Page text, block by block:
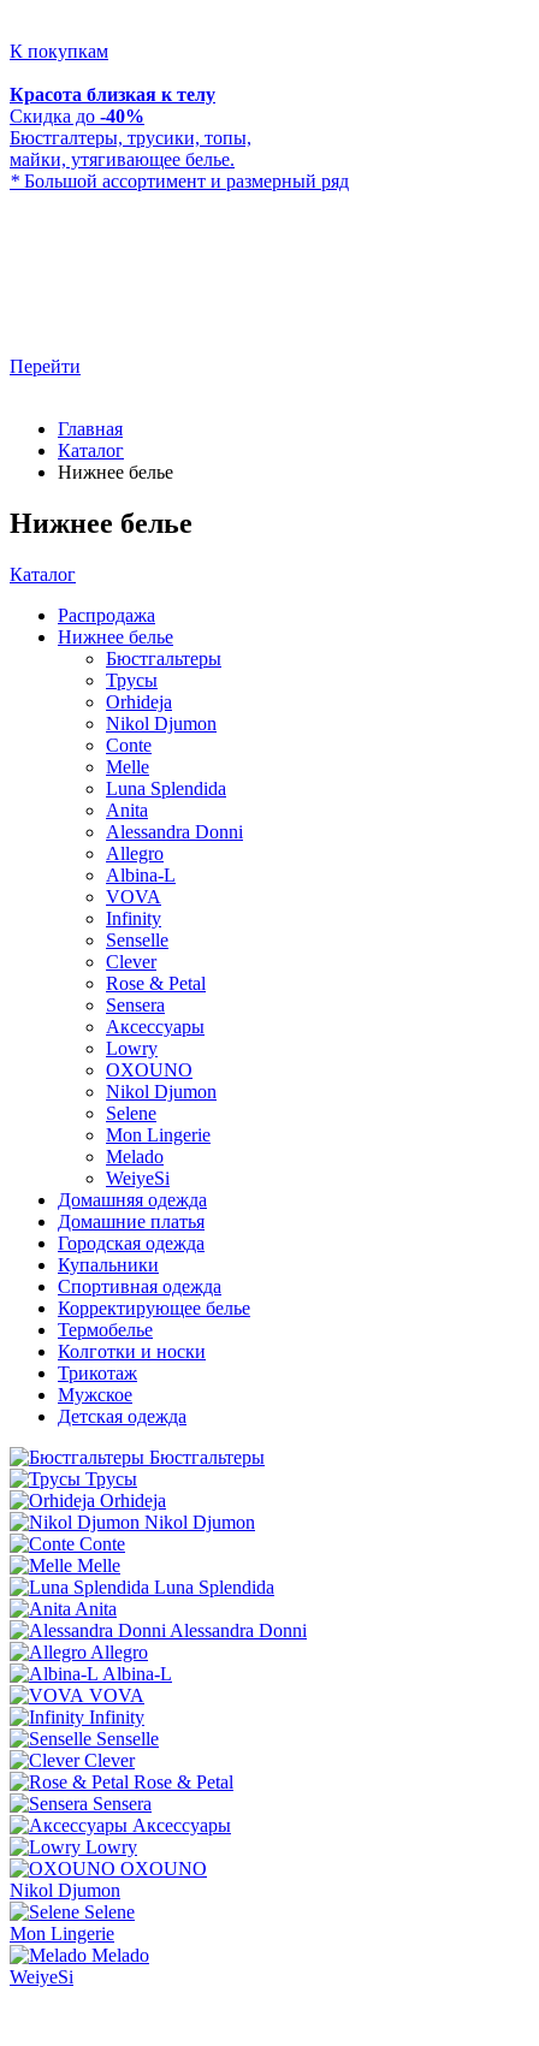
К покупкам
Красота близкая к телу
Скидка до -40%
Бюстгалтеры, трусики, топы,
майки, утягивающее белье.
* Большой ассортимент и размерный ряд
Перейти
Главная
Каталог
Нижнее белье
Нижнее белье
Каталог
Распродажа
Нижнее белье
Бюстгальтеры
Трусы
Orhideja
Nikol Djumon
Conte
Melle
Luna Splendida
Anita
Alessandra Donni
Allegro
Albina-L
VOVA
Infinity
Senselle
Clever
Rose & Petal
Sensera
Аксессуары
Lowry
OXOUNO
Nikol Djumon
Selene
Mon Lingerie
Melado
WeiyeSi
Домашняя одежда
Домашние платья
Городская одежда
Купальники
Спортивная одежда
Корректирующее белье
Термобелье
Колготки и носки
Трикотаж
Мужское
Детская одежда
Бюстгальтеры
Трусы
Orhideja
Nikol Djumon
Conte
Melle
Luna Splendida
Anita
Alessandra Donni
Allegro
Albina-L
VOVA
Infinity
Senselle
Clever
Rose & Petal
Sensera
Аксессуары
Lowry
OXOUNO
Nikol Djumon
Selene
Mon Lingerie
Melado
WeiyeSi